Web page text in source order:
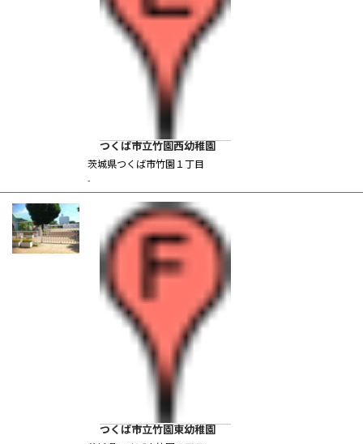
つくば市立竹園西幼稚園
茨城県つくば市竹園１丁目
-
つくば市立竹園東幼稚園